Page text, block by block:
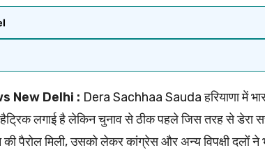
New Delhi : Dera Sachhaa Sauda हरियाणा में
लगाई है लेकिन चुनाव से ठीक पहले जिस तरह से डेरा
की पैरोल मिली, उसको लेकर कांग्रेस और अन्य विपक्षी दलों